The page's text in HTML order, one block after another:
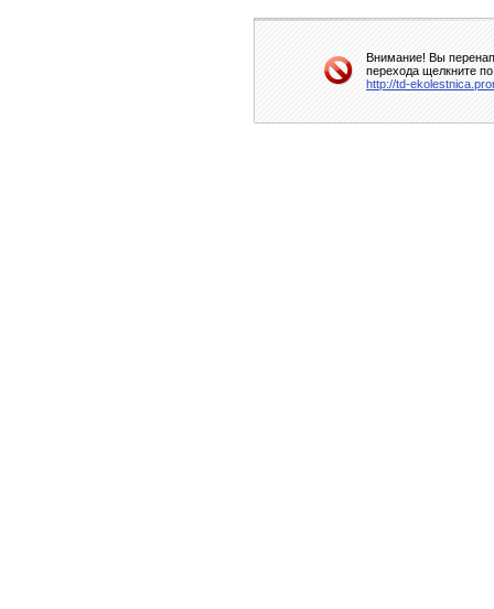
Внимание! Вы
перехода щелкните
http://td-